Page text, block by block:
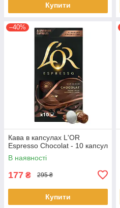
Купити
–40%
Кава в капсулах L'OR
Espresso Chocolat - 10 капсул
В наявності
177 ₴ 295 ₴
Купити